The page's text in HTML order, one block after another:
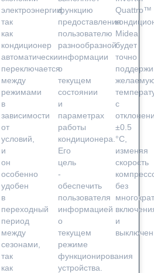
электроэнергии,
так
как
кондиционер
автоматически
переключается
между
режимами
в
зависимости
от
условий,
и
он
особенно
удобен
в
переходный
период
между
сезонами,
так
как
функцию
предоставления
пользователю
разнообразной
информации
о
текущем
состоянии
и
параметрах
работы
кондиционера.
Его
цель
-
обеспечить
пользователя
информацией
о
текущем
режиме
функционирования
устройства.
Quattro™
Midea
будет
точно
с
±0.5
°C,
изменяя
скорость
без
и